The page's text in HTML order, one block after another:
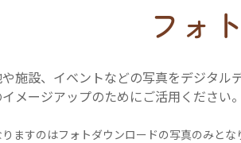
フォ
施設、イベントなどの写真をデジタル
メージアップのためにご活用ください
ますのはフォトダウンロードの写真のみとな